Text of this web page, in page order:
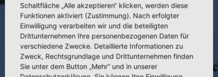
4.197 Indikation, Technik und Ergebnisse
der Harris-Plastik bei der
endoprothetischen Versorgung von
Dysplasiekoxarthrosen
Schaltfläche „Alle akzeptieren“ klicken, werden diese
Funktionen aktiviert (Zustimmung). Nach erfolgter
Einwilligung verarbeiten wir und die beteiligten
Drittunternehmen Ihre personenbezogenen Daten für
verschiedene Zwecke. Detaillierte Informationen zu
Zweck, Rechtsgrundlage und Drittunternehmen finden
Sie unter dem Button „Mehr“ und in unserer